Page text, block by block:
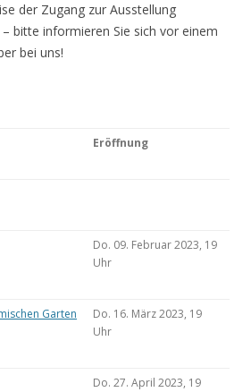
der Zugang zur Ausstellung
bitte informieren Sie sich vor einem
bei uns!
Eröffnung
Do. 09. Februar 2023, 19
Uhr
Garten
Do. 16. März 2023, 19
Uhr
Do. 27. April 2023, 19